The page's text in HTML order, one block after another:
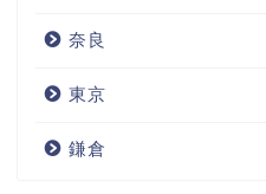
奈良
東京
鎌倉